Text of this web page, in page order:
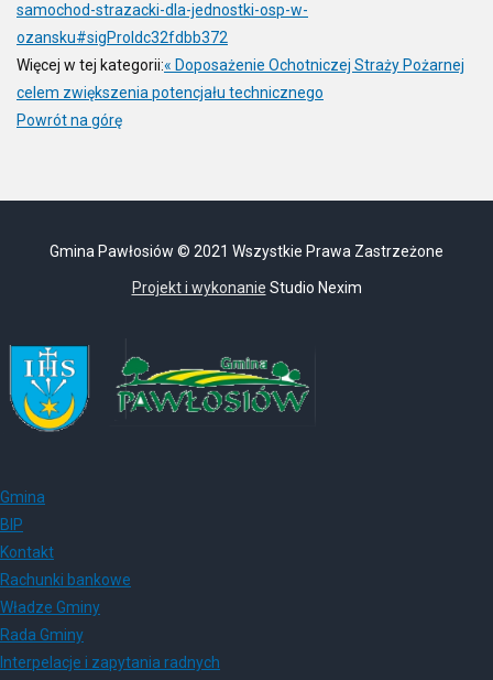
samochod-strazacki-dla-jednostki-osp-w-
ozansku#sigProIdc32fdbb372
Więcej w tej kategorii:« Doposażenie Ochotniczej Straży Pożarnej
celem zwiększenia potencjału technicznego
Powrót na górę
Gmina Pawłosiów © 2021 Wszystkie Prawa Zastrzeżone
Projekt i wykonanie Studio Nexim
Gmina
BIP
Kontakt
Rachunki bankowe
Władze Gminy
Rada Gminy
Interpelacje i zapytania radnych